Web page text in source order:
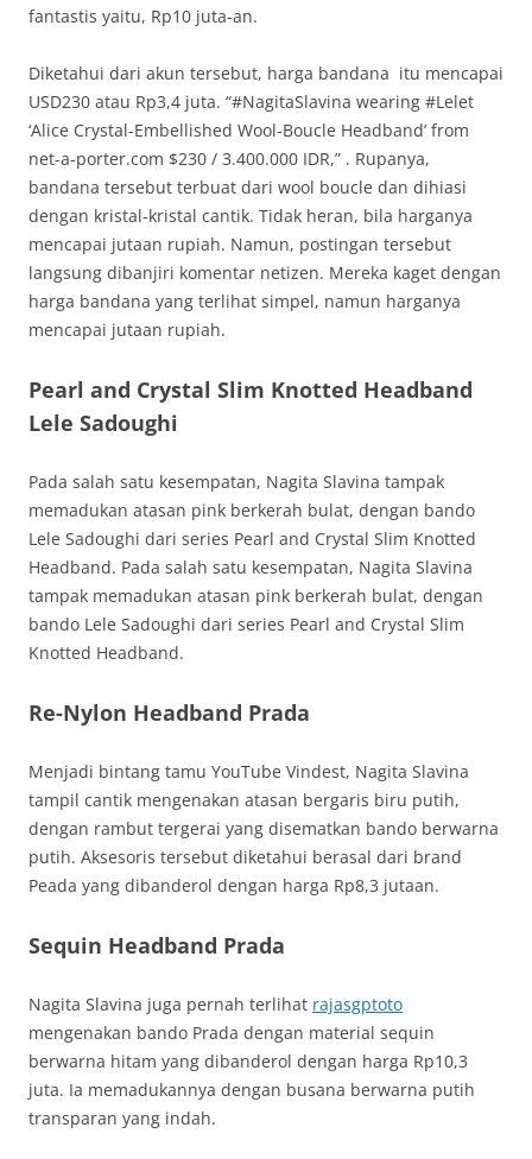
fantastis yaitu, Rp10 juta-an.
Diketahui dari akun tersebut, harga bandana itu mencapai
USD230 atau Rp3,4 juta. “#NagitaSlavina wearing #Lelet
‘Alice Crystal-Embellished Wool-Boucle Headband’ from
net-a-porter.com $230 / 3.400.000 IDR,” . Rupanya,
bandana tersebut terbuat dari wool boucle dan dihiasi
dengan kristal-kristal cantik. Tidak heran, bila harganya
mencapai jutaan rupiah. Namun, postingan tersebut
langsung dibanjiri komentar netizen. Mereka kaget dengan
harga bandana yang terlihat simpel, namun harganya
mencapai jutaan rupiah.
Pearl and Crystal Slim Knotted Headband
Lele Sadoughi
Pada salah satu kesempatan, Nagita Slavina tampak
memadukan atasan pink berkerah bulat, dengan bando
Lele Sadoughi dari series Pearl and Crystal Slim Knotted
Headband. Pada salah satu kesempatan, Nagita Slavina
tampak memadukan atasan pink berkerah bulat, dengan
bando Lele Sadoughi dari series Pearl and Crystal Slim
Knotted Headband.
Re-Nylon Headband Prada
Menjadi bintang tamu YouTube Vindest, Nagita Slavina
tampil cantik mengenakan atasan bergaris biru putih,
dengan rambut tergerai yang disematkan bando berwarna
putih. Aksesoris tersebut diketahui berasal dari brand
Peada yang dibanderol dengan harga Rp8,3 jutaan.
Sequin Headband Prada
Nagita Slavina juga pernah terlihat rajasgptoto
mengenakan bando Prada dengan material sequin
berwarna hitam yang dibanderol dengan harga Rp10,3
juta. Ia memadukannya dengan busana berwarna putih
transparan yang indah.